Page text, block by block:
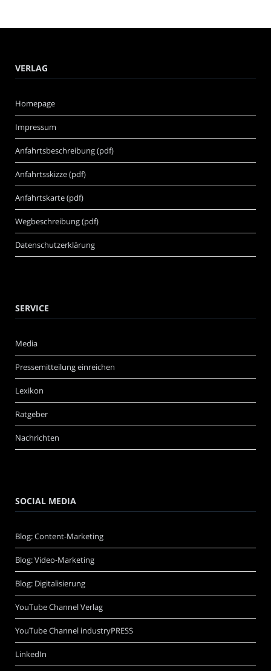
VERLAG
Homepage
Impressum
Anfahrtsbeschreibung (pdf)
Anfahrtsskizze (pdf)
Anfahrtskarte (pdf)
Wegbeschreibung (pdf)
Datenschutzerklärung
SERVICE
Media
Pressemitteilung einreichen
Lexikon
Ratgeber
Nachrichten
SOCIAL MEDIA
Blog: Content-Marketing
Blog: Video-Marketing
Blog: Digitalisierung
YouTube Channel Verlag
YouTube Channel industryPRESS
LinkedIn